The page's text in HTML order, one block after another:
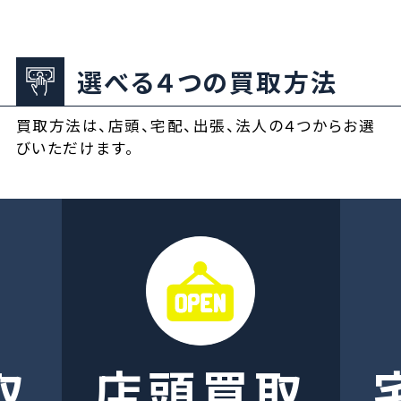
選べる４つの買取方法
買取方法は、店頭、宅配、出張、法人の４つからお選
びいただけます。